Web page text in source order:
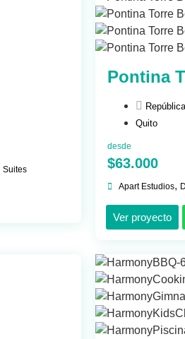
Suites
Pontina
Quito
desde
$63.000
Apart Estudios,
Ver proyecto